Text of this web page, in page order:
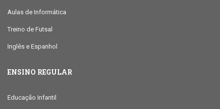
Aulas de Informática
Treino de Futsal
Inglês e Espanhol
ENSINO REGULAR
Educação Infantil